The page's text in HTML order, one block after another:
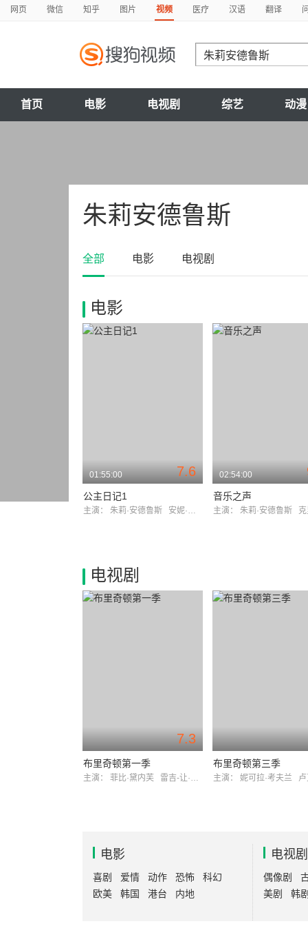
网页 微信 知乎 图片 视频 医疗 汉语 翻译
首页 电影 电视剧 综艺 动漫
朱莉安德鲁斯
全部 电影 电视剧
电影
7.6
01:55:00
公主日记1
主演： 朱莉·安德鲁斯 安妮·海瑟薇
02:54:00
音乐之声
主演： 朱莉·安德鲁斯 克里
电视剧
7.3
布里奇顿第一季
主演： 菲比·黛内芙 雷吉-让·佩吉
布里奇顿第三季
主演： 妮可拉·考夫兰 卢
电影
喜剧 爱情 动作 恐怖
科幻
欧美
韩国 港台 内地
电视剧
偶像剧
美剧
韩